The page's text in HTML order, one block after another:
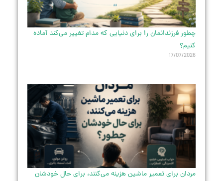
چطور فرزندانمان را برای دنیایی که مدام تغییر می‌کند آماده
کنیم؟
17/07/2026
مردان برای تعمیر ماشین هزینه می‌کنند، برای حال خودشان